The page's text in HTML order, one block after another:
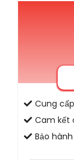
Cung
Cam kết
Bảo